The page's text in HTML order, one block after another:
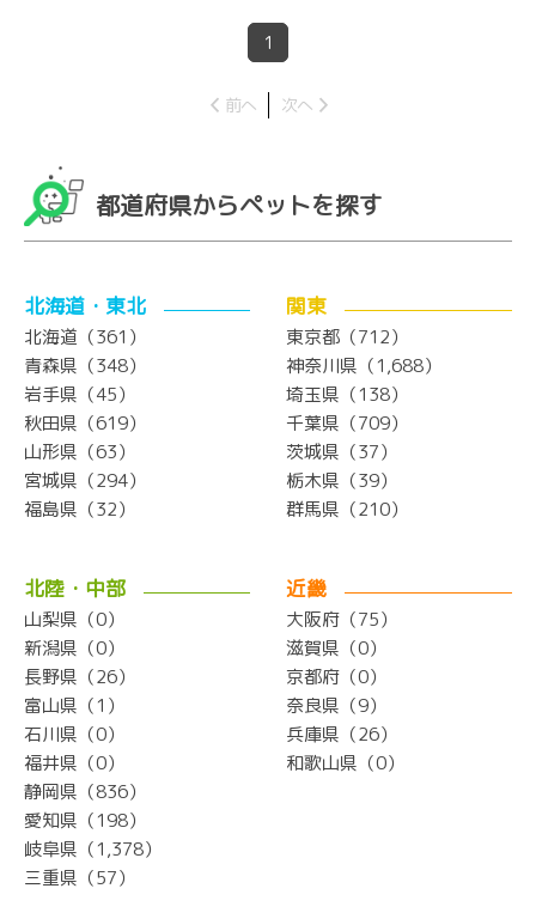
1
前へ 次へ
都道府県からペットを探す
北海道・東北
北海道（361）
青森県（348）
岩手県（45）
秋田県（619）
山形県（63）
宮城県（294）
福島県（32）
関東
東京都（712）
神奈川県（1,688）
埼玉県（138）
千葉県（709）
茨城県（37）
栃木県（39）
群馬県（210）
北陸・中部
山梨県（0）
新潟県（0）
長野県（26）
富山県（1）
石川県（0）
福井県（0）
静岡県（836）
愛知県（198）
岐阜県（1,378）
三重県（57）
近畿
大阪府（75）
滋賀県（0）
京都府（0）
奈良県（9）
兵庫県（26）
和歌山県（0）